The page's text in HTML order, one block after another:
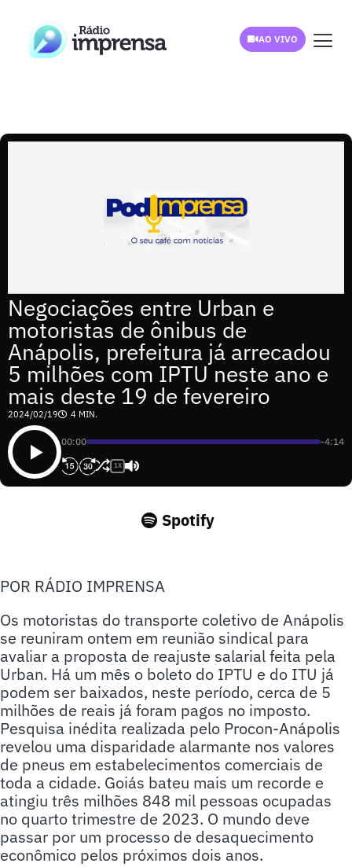
AO VIVO
Negociações entre Urban e
motoristas de ônibus de
Anápolis, prefeitura já arrecadou
5 milhões com IPTU neste ano e
mais deste 19 de fevereiro
2024/02/19 4 MIN.
00:00 -4:14
1X
Spotify
POR RÁDIO IMPRENSA
Os motoristas do transporte coletivo de Anápolis
se reuniram ontem em reunião sindical para
avaliar a proposta de reajuste salarial feita pela
Urban. Há um mês o boleto do IPTU e do ITU já
podem ser baixados, neste período, cerca de 5
milhões de reais já foram pagos no imposto.
Pesquisa inédita realizada pelo Procon-Anápolis
revelou uma disparidade alarmante nos valores
de pneus em estabelecimentos comerciais de
toda a cidade. Goiás bateu mais um recorde e
atingiu três milhões 848 mil pessoas ocupadas
no quarto trimestre de 2023. O mundo deve
passar por um processo de desaquecimento
econômico pelos próximos dois anos.